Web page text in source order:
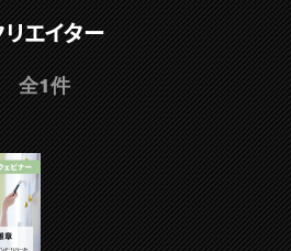
索
ップ
エイター
全1件